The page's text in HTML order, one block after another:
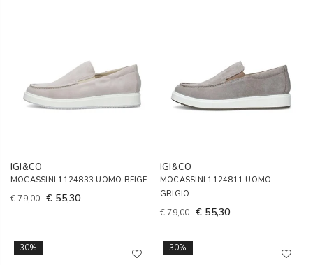
IGI&CO
MOCASSINI 1124833 UOMO BEIGE
€ 79,00 € 55,30
IGI&CO
MOCASSINI 1124811 UOMO
GRIGIO
€ 79,00 € 55,30
30% 30%